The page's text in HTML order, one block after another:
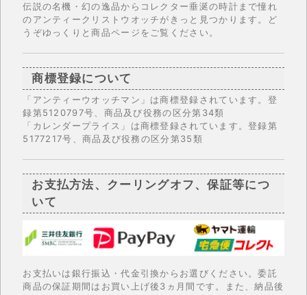
伝説の名機・幻の逸品からコレクター垂涎の時計まで憧れ
のアンティークリストウオッチがきっと見つかります。ど
うぞゆっくりと商品ページをご覧ください。
商標登録について
「アンティーウオッチマン」は商標登録されています。登
録第5120797号、商品及び役務の区分第34類
「カレンダープライス」は商標登録されています。登録第
5177217号、商品及び役務の区分第35類
お支払方法、クーリングオフ、保証等につ
いて
お支払いは銀行振込・代金引換からお選びください。委託
商品の保証期間はお買い上げ後3ヵ月間です。また、納品後